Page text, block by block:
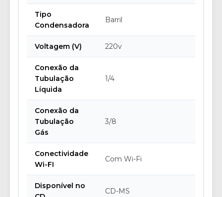
Tipo
Condensadora
Barril
Voltagem (V) 220v
Conexão da
Tubulação
Líquida
1/4
Conexão da
Tubulação
Gás
3/8
Conectividade
Wi-FI
Com Wi-Fi
Disponível no
CD-MS